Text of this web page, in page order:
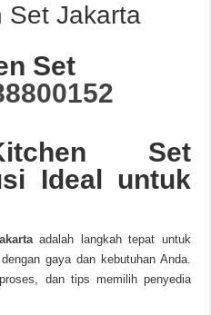
Set Jakarta
Set
Set
Ideal untuk
adalah langkah tepat untuk
gaya dan kebutuhan Anda.
dan tips memilih penyedia